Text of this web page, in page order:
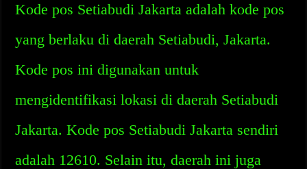
Kode pos Setiabudi Jakarta adalah kode pos
yang berlaku di daerah Setiabudi, Jakarta.
Kode pos ini digunakan untuk
mengidentifikasi lokasi di daerah Setiabudi
Jakarta. Kode pos Setiabudi Jakarta sendiri
adalah 12610. Selain itu, daerah ini juga